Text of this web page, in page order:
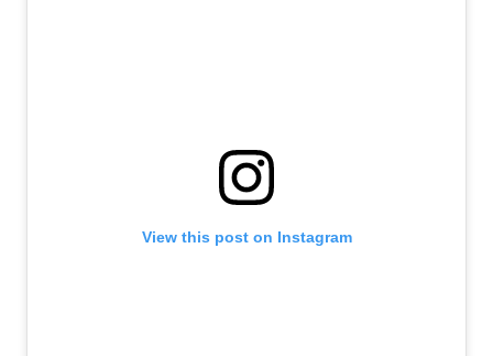
View this post on Instagram